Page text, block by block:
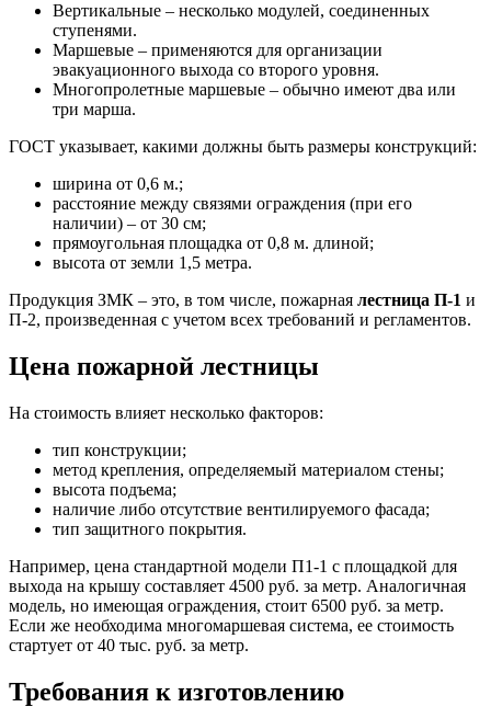
Вертикальные – несколько модулей, соединенных
ступенями.
Маршевые – применяются для организации
эвакуационного выхода со второго уровня.
Многопролетные маршевые – обычно имеют два или
три марша.
ГОСТ указывает, какими должны быть размеры конструкций:
ширина от 0,6 м.;
расстояние между связями ограждения (при его
наличии) – от 30 см;
прямоугольная площадка от 0,8 м. длиной;
высота от земли 1,5 метра.
Продукция ЗМК – это, в том числе, пожарная лестница П-1 и
П-2, произведенная с учетом всех требований и регламентов.
Цена пожарной лестницы
На стоимость влияет несколько факторов:
тип конструкции;
метод крепления, определяемый материалом стены;
высота подъема;
наличие либо отсутствие вентилируемого фасада;
тип защитного покрытия.
Например, цена стандартной модели П1-1 с площадкой для
выхода на крышу составляет 4500 руб. за метр. Аналогичная
модель, но имеющая ограждения, стоит 6500 руб. за метр.
Если же необходима многомаршевая система, ее стоимость
стартует от 40 тыс. руб. за метр.
Требования к изготовлению